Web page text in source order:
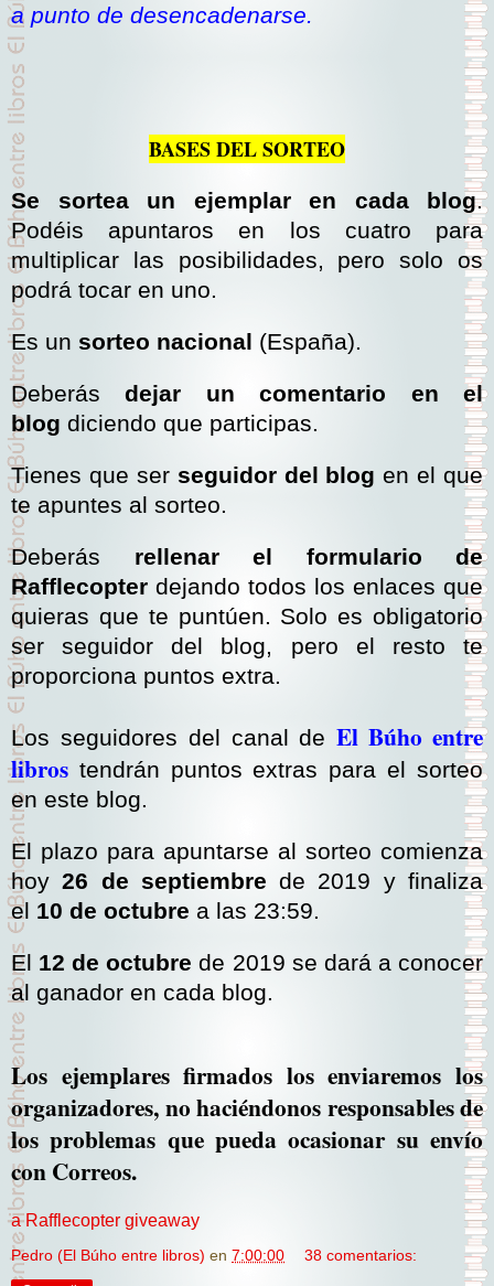
a punto de desencadenarse.
BASES DEL SORTEO
Se sortea un ejemplar en cada blog.
Podéis apuntaros en los cuatro para
multiplicar las posibilidades, pero solo os
podrá tocar en uno.
Es un sorteo nacional (España).
Deberásdejar un comentario en el
blog diciendo que participas.
Tienes que ser seguidor del blog en el que
te apuntes al sorteo.
Deberás rellenar el formulario de
Rafflecopter dejando todos los enlaces que
quieras que te puntúen. Solo es obligatorio
ser seguidor del blog, pero el resto te
proporciona puntos extra.
Los seguidores del canal de El Búho entre
libros tendrán puntos extras para el sorteo
en este blog.
El plazo para apuntarse al sorteo comienza
hoy26 de septiembre de 2019 y finaliza
el 10 de octubre a las 23:59.
El 12 de octubre de 2019 se dará a conocer
al ganador en cada blog.
Los ejemplares firmados los enviaremos los
organizadores, no haciéndonos responsables de
los problemas que pueda ocasionar su envío
con Correos.
a Rafflecopter giveaway
Pedro (El Búho entre libros) en 7:00:00 38 comentarios: